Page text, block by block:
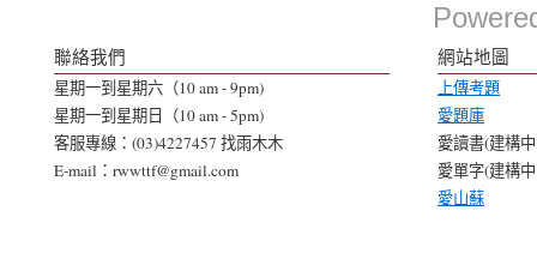
聯絡我們
星期一到星期六（10 am - 9pm)
星期一到星期日（10 am - 5pm)
客服專線：(03)4227457 找雨木木
E-mail：rwwttf@gmail.com
網站地圖
上傳考題
愛題庫
愛讀書(建構
愛單字(建構
愛山蘇